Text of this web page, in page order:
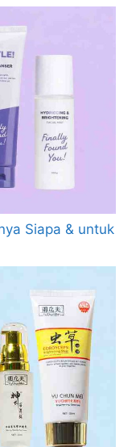
Siapa & untuk